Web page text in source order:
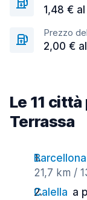
1,48 €
Prezzo
2,00 €
Le 11
Terrassa
Barcellona
21,7 km /
Calella a